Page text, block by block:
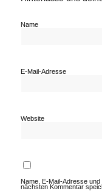
Name
E-Mail-Adresse
Website
Name, E-Mail-Adresse
nächsten Kommentar